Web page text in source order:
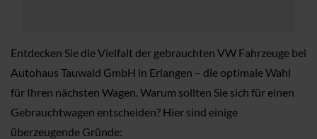
Entdecken Sie die Vielfalt der gebrauchten VW Fahrzeuge bei
Autohaus Tauwald GmbH in Erlangen – die optimale Wahl
für Ihren nächsten Wagen. Warum sollten Sie sich für einen
Gebrauchtwagen entscheiden? Hier sind einige
überzeugende Gründe: